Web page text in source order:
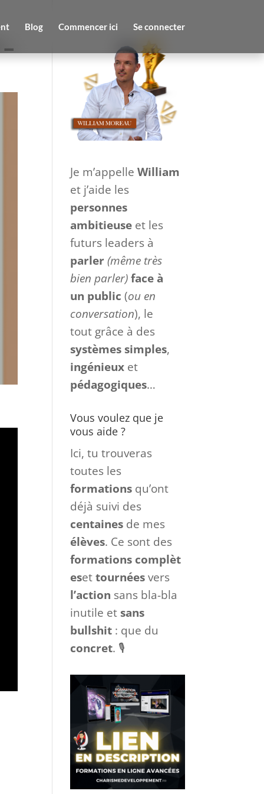
Blog Commencer ici Se connecter
Je m’appelleWilliam
et j’aide les
personnes
ambitieuse et les
futurs leaders à
parler(même très
bien parler)face à
un public (ou en
conversation), le
tout grâce à des
systèmes simples,
ingénieux et
pédagogiques…
Vous voulez que je
vous aide ?
Ici, tu trouveras
toutes les
formations qu’ont
déjà suivi des
centaines de mes
élèves. Ce sont des
formations complèt
esettournéesvers
l’action sans bla-bla
inutile et sans
bullshit : que du
concret. 🎙